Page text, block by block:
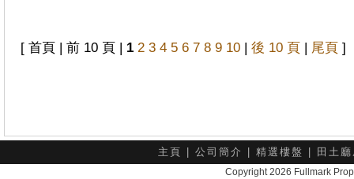
[ 首頁 | 前 10 頁 | 1 2 3 4 5 6 7 8 9 10 | 後 10 頁 | 尾頁 ]
主頁 公司簡介 精選樓盤 田土
Copyright 2026 Fullmark